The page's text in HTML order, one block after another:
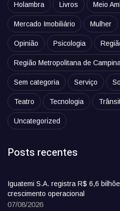
Holambra Livros Meio
Mercado Imobiliário Mulher
Opinião Psicologia
Região Metropolitana de
Sem categoria Serviço
Teatro Tecnologia
Uncategorized
Posts recentes
Iguatemi S.A. registra R$ 6,6
crescimento operacional
07/08/2026